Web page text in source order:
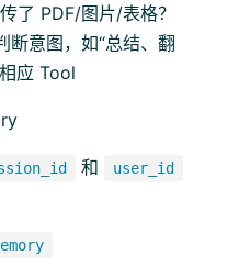
了 PDF/图片/表格？
断意图，如“总结、翻
应 Tool
和 user_id